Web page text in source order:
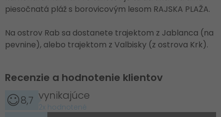
piesočnatá pláž s borovicovým lesom RAJSKA PLAŽA.
Na ostrov Rab sa dostanete trajektom z Jablanca (na
pevnine), alebo trajektom z Valbisky (z ostrova Krk).
Recenzie a hodnotenie klientov
8,7 vynikajúce
2x hodnotené